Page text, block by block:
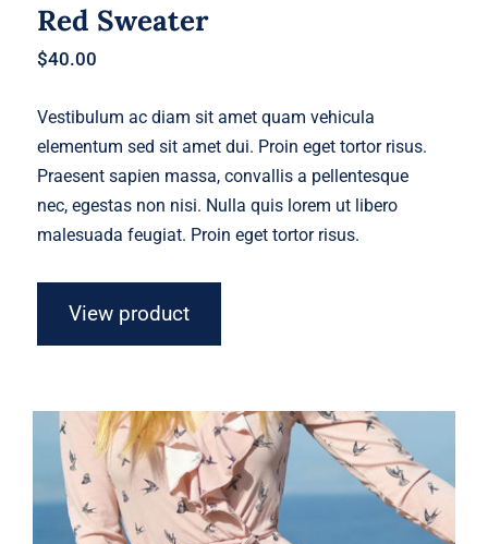
Red Sweater
$40.00
Vestibulum ac diam sit amet quam vehicula
elementum sed sit amet dui. Proin eget tortor risus.
Praesent sapien massa, convallis a pellentesque
nec, egestas non nisi. Nulla quis lorem ut libero
malesuada feugiat. Proin eget tortor risus.
View product